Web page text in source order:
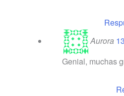
Aurora
Genial, muchas